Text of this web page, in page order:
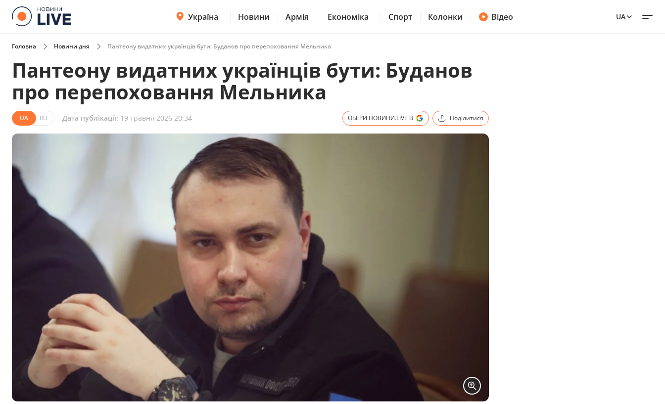
Україна Новини Армія Економіка Спорт Колонки Відео UA
Головна Новини дня Пантеону видатних українців бути: Буданов про перепоховання Мельника
Пантеону видатних українців бути: Буданов
про перепоховання Мельника
UA RU Дата публікації: 19 травня 2026 20:34 ОБЕРИ НОВИНИ.LIVE В Поділитися